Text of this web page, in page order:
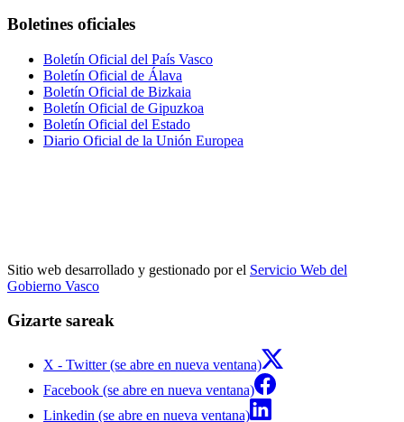
Boletines oficiales
Boletín Oficial del País Vasco
Boletín Oficial de Álava
Boletín Oficial de Bizkaia
Boletín Oficial de Gipuzkoa
Boletín Oficial del Estado
Diario Oficial de la Unión Europea
Sitio web desarrollado y gestionado por el Servicio Web del
Gobierno Vasco
Gizarte sareak
X - Twitter (se abre en nueva ventana)
Facebook (se abre en nueva ventana)
Linkedin (se abre en nueva ventana)